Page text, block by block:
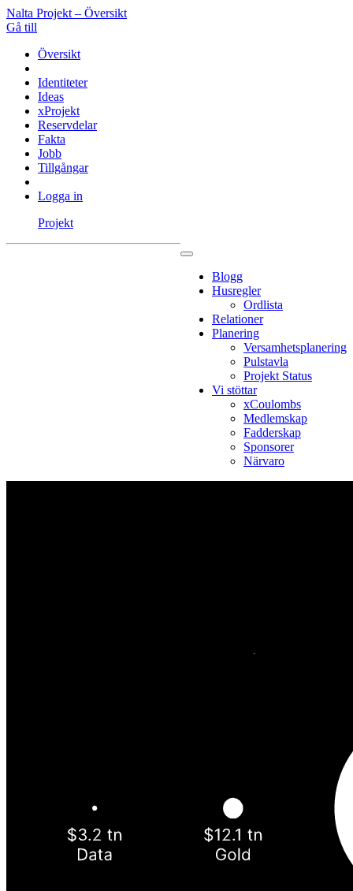
Nalta Projekt – Översikt
Gå till
Översikt
Identiteter
Ideas
xProjekt
Reservdelar
Fakta
Jobb
Tillgångar
Logga in
Projekt
Blogg
Husregler
Ordlista
Relationer
Planering
Versamhetsplanering
Pulstavla
Projekt Status
Vi stöttar
xCoulombs
Medlemskap
Fadderskap
Sponsorer
Närvaro